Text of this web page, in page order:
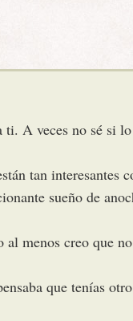
A veces no sé si
tan interesantes
sueño de
menos creo que
que tenías